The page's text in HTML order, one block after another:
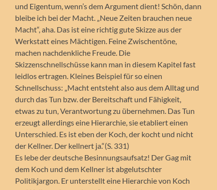
und Eigentum, wenn’s dem Argument dient! Schön, dann
bleibe ich bei der Macht. „Neue Zeiten brauchen neue
Macht“, aha. Das ist eine richtig gute Skizze aus der
Werkstatt eines Mächtigen. Feine Zwischentöne,
machen nachdenkliche Freude. Die
Skizzenschnellschüsse kann man in diesem Kapitel fast
leidlos ertragen. Kleines Beispiel für so einen
Schnellschuss: „Macht entsteht also aus dem Alltag und
durch das Tun bzw. der Bereitschaft und Fähigkeit,
etwas zu tun, Verantwortung zu übernehmen. Das Tun
erzeugt allerdings eine Hierarchie, sie etabliert einen
Unterschied. Es ist eben der Koch, der kocht und nicht
der Kellner. Der kellnert ja.“(S. 331)
Es lebe der deutsche Besinnungsaufsatz! Der Gag mit
dem Koch und dem Kellner ist abgelutschter
Politikjargon. Er unterstellt eine Hierarchie von Koch